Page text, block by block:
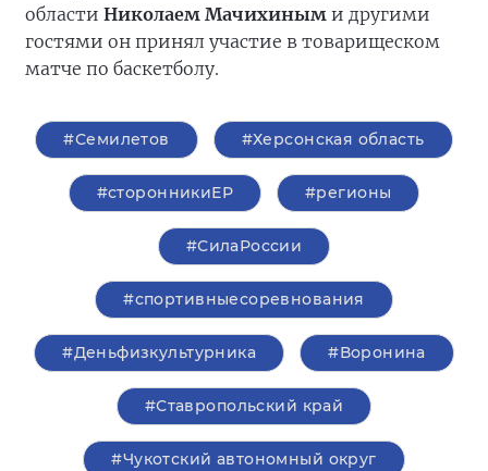
области Николаем Мачихиным и другими
гостями он принял участие в товарищеском
матче по баскетболу.
#Семилетов #Херсонская область
#сторонникиЕР #регионы
#СилаРоссии
#спортивныесоревнования
#Деньфизкультурника #Воронина
#Ставропольский край
#Чукотский автономный округ